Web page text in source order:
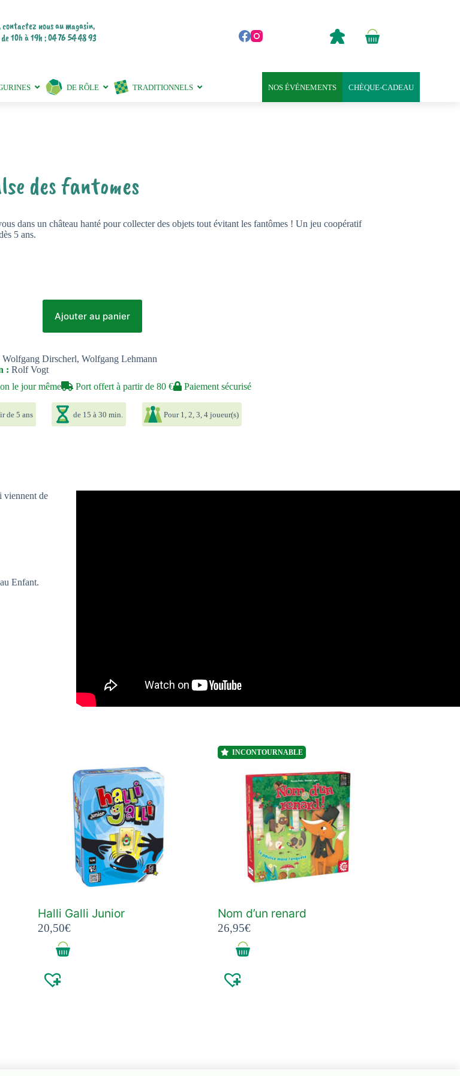
nous au magasin,
10h à 19h : 04 76 54 48 93
Panier
0,00
DE RÔLE TRADITIONNELS CHÈQUE-CADEAU
NOS ÉVÉNEMENTS
des fantomes
dans un château hanté pour collecter des objets tout évitant les fantômes ! Un jeu coopératif
5 ans.
Ajouter au panier
le jour même Port offert à partir de 80 € Paiement sécurisé
Wolfgang Dirscherl, Wolfgang Lehmann
: Rolf Vogt
de 5 ans de 15 à 30 min. Pour 1, 2, 3, 4 joueur(s)
viennent de
Enfant.
Halli Galli Junior
20,50€
INCONTOURNABLE
Nom d’un renard
26,95€